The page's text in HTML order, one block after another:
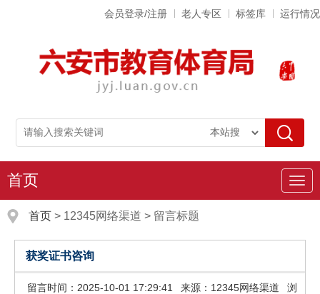
会员登录/注册 老人专区 标签库 运行情况
导
首页
首页 > 12345网络渠道 > 留言标题
获奖证书咨询
留言时间：2025-10-01 17:29:41 来源：12345网络渠道
浏